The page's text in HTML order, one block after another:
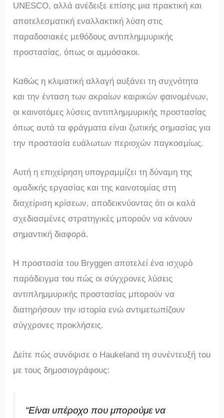
UNESCO, αλλά ανέδειξε επίσης μια πρακτική και
αποτελεσματική εναλλακτική λύση στις
παραδοσιακές μεθόδους αντιπλημμυρικής
προστασίας, όπως οι αμμόσακοι.
Καθώς η κλιματική αλλαγή αυξάνει τη συχνότητα
και την ένταση των ακραίων καιρικών φαινομένων,
οι καινοτόμες λύσεις αντιπλημμυρικής προστασίας
όπως αυτά τα φράγματα είναι ζωτικής σημασίας για
την προστασία ευάλωτων περιοχών παγκοσμίως.
Αυτή η επιχείρηση υπογραμμίζει τη δύναμη της
ομαδικής εργασίας και της καινοτομίας στη
διαχείριση κρίσεων, αποδεικνύοντας ότι οι καλά
σχεδιασμένες στρατηγικές μπορούν να κάνουν
σημαντική διαφορά.
Η προστασία του Bryggen αποτελεί ένα ισχυρό
παράδειγμα του πώς οι σύγχρονες λύσεις
αντιπλημμυρικής προστασίας μπορούν να
διατηρήσουν την ιστορία ενώ αντιμετωπίζουν
σύγχρονες προκλήσεις.
Δείτε πώς συνόψισε ο Haukeland τη συνέντευξή του
με τους δημοσιογράφους:
“Είναι υπέροχο που μπορούμε να